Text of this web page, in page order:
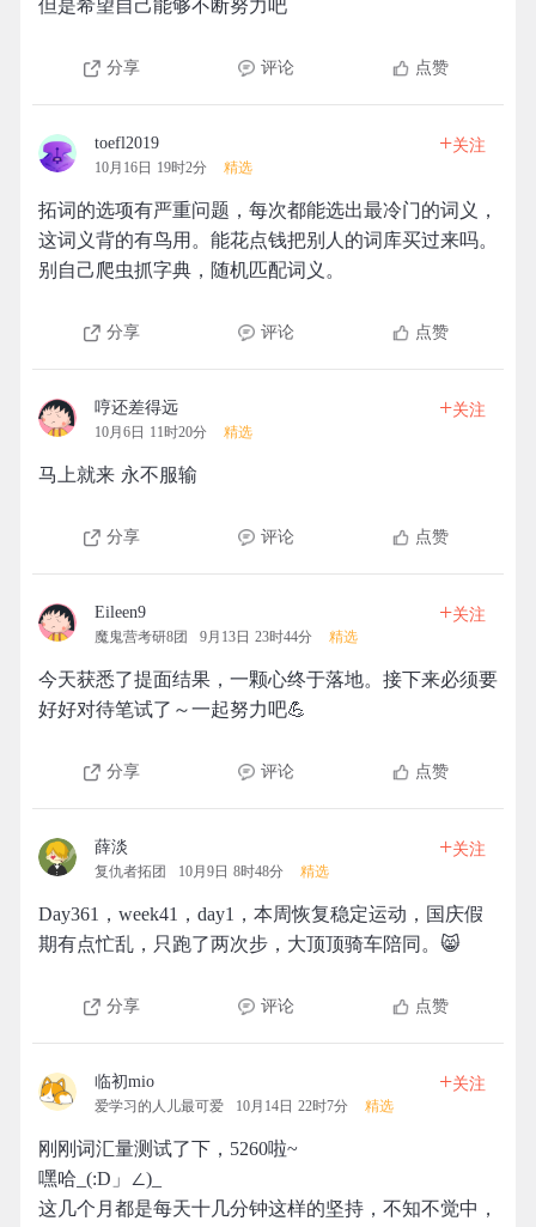
但是希望自己能够不断努力吧
分享 评论 点赞
toefl2019
10月16日 19时2分 精选
+关注
拓词的选项有严重问题，每次都能选出最冷门的词义，
这词义背的有鸟用。能花点钱把别人的词库买过来吗。
别自己爬虫抓字典，随机匹配词义。
分享 评论 点赞
哼还差得远
10月6日 11时20分 精选
+关注
马上就来 永不服输
分享 评论 点赞
Eileen9
魔鬼营考研8团 9月13日 23时44分 精选
+关注
今天获悉了提面结果，一颗心终于落地。接下来必须要
好好对待笔试了～一起努力吧💪
分享 评论 点赞
薛淡
复仇者拓团 10月9日 8时48分 精选
+关注
Day361，week41，day1，本周恢复稳定运动，国庆假
期有点忙乱，只跑了两次步，大顶顶骑车陪同。😸
分享 评论 点赞
临初mio
爱学习的人儿最可爱 10月14日 22时7分 精选
+关注
刚刚词汇量测试了下，5260啦~
嘿哈_(:D」∠)_
这几个月都是每天十几分钟这样的坚持，不知不觉中，